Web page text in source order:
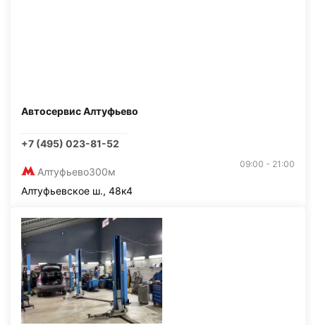
Автосервис Алтуфьево
+7 (495) 023-81-52
Алтуфьево300м
09:00 - 21:00
Алтуфьевское ш., 48к4